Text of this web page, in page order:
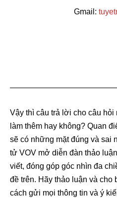
Gmail:
Vậy thì câu trả lời cho câu
làm thêm hay không? Quan
sẽ có những mặt đúng và sai
tử VOV mở diễn đàn thảo
viết, đóng góp góc nhìn đa
đề trên. Hãy thảo luận và cho
cách gửi mọi thông tin và ý